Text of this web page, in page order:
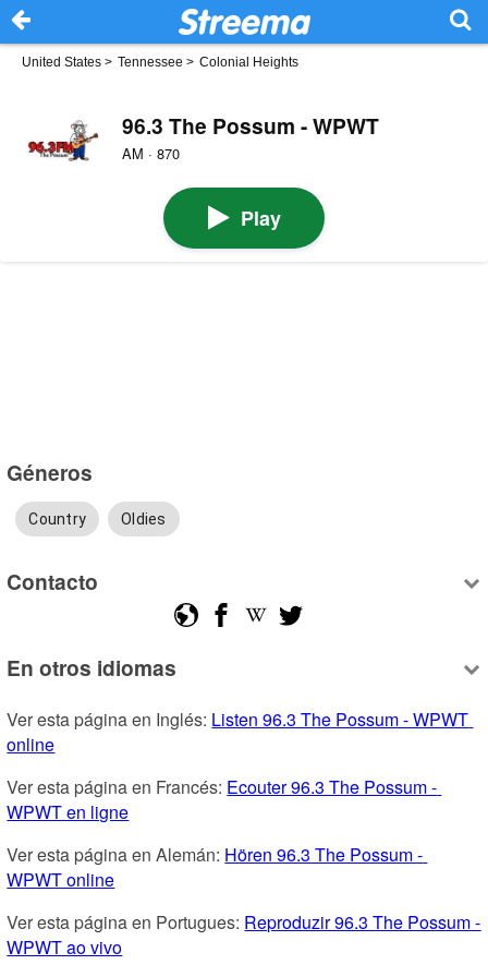
United States > Tennessee > Colonial Heights
96.3 The Possum - WPWT
AM · 870
Play
Géneros
Country Oldies
Contacto
En otros idiomas
Ver esta página en Inglés: Listen 96.3 The Possum - WPWT
online
Ver esta página en Francés: Ecouter 96.3 The Possum -
WPWT en ligne
Ver esta página en Alemán: Hören 96.3 The Possum -
WPWT online
Ver esta página en Portugues: Reproduzir 96.3 The Possum -
WPWT ao vivo